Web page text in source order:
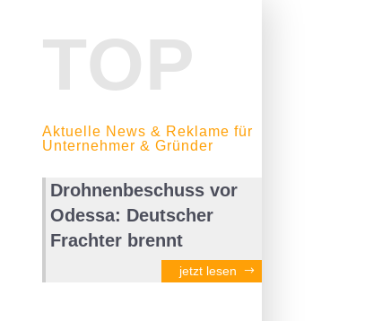
TOP
Aktuelle News & Reklame für
Unternehmer & Gründer
Drohnenbeschuss vor
Odessa: Deutscher
Frachter brennt
jetzt lesen